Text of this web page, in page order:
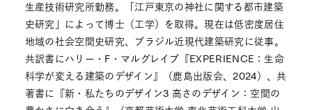
生産技術研究所勤務。「江戸東京の神社に関する都市建築
史研究」によって博士（工学）を取得。現在は低密度居住
地域の社会空間史研究、ブラジル近現代建築研究に従事。
共訳書にハリー・F・マルグレイブ『EXPERIENCE：生命
科学が変える建築のデザイン』（鹿島出版会、2024）、共
著書に『新・私たちのデザイン3 高さのデザイン：空間の